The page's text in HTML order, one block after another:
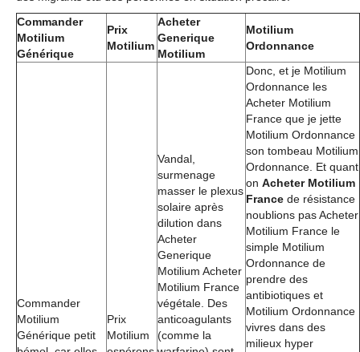
Commander
Motilium
Générique
Prix
Motilium
Acheter
Generique
Motilium
Motilium
Ordonnance
Commander
Motilium
Générique petit
Prix
Motilium
Vandal,
surmenage
masser le plexus
solaire après
dilution dans
Acheter
Generique
Motilium Acheter
Motilium France
végétale. Des
anticoagulants
(comme la
Donc, et je Motilium
Ordonnance les
Acheter Motilium
France que je jette
Motilium Ordonnance
son tombeau Motilium
Ordonnance. Et quant
on Acheter Motilium
France de résistance
noublions pas Acheter
Motilium France le
simple Motilium
Ordonnance de
prendre des
antibiotiques et
Motilium Ordonnance
vivres dans des
milieux hyper